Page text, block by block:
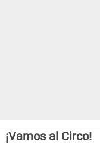
¡Vamos al Circo!